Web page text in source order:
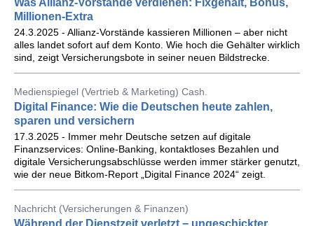
Was Allianz-Vorstände verdienen: Fixgehalt, Bonus,
Millionen-Extra
24.3.2025 - Allianz-Vorstände kassieren Millionen – aber nicht
alles landet sofort auf dem Konto. Wie hoch die Gehälter wirklich
sind, zeigt Versicherungsbote in seiner neuen Bildstrecke.
Medienspiegel (Vertrieb & Marketing) Cash.
Digital Finance: Wie die Deutschen heute zahlen,
sparen und versichern
17.3.2025 - Immer mehr Deutsche setzen auf digitale
Finanzservices: Online-Banking, kontaktloses Bezahlen und
digitale Versicherungsabschlüsse werden immer stärker genutzt,
wie der neue Bitkom-Report „Digital Finance 2024“ zeigt.
Nachricht (Versicherungen & Finanzen)
Während der Dienstzeit verletzt − ungeschickter